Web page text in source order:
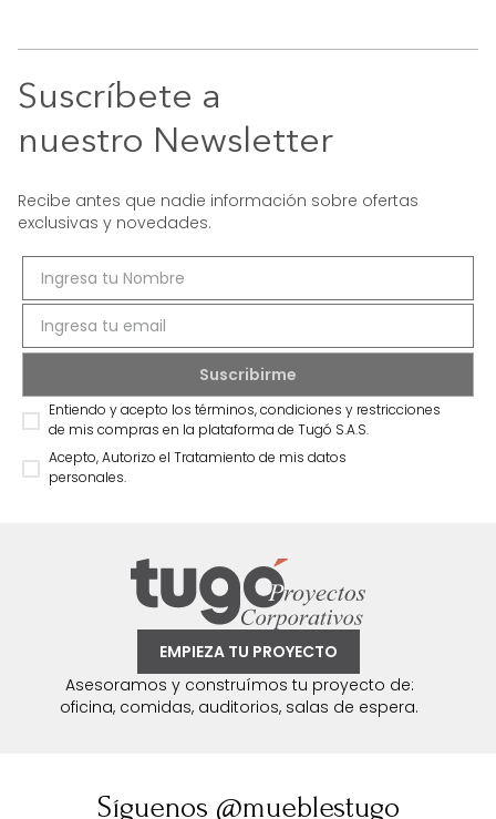
Suscríbete a
nuestro Newsletter
Recibe antes que nadie información sobre ofertas
exclusivas y novedades.
Entiendo y acepto los términos, condiciones y restricciones
de mis compras en la plataforma de Tugó S.A.S.
Acepto, Autorizo el Tratamiento de mis datos
personales.
EMPIEZA TU PROYECTO
Asesoramos y construímos tu proyecto de:
oficina, comidas, auditorios, salas de espera.
Síguenos @mueblestugo